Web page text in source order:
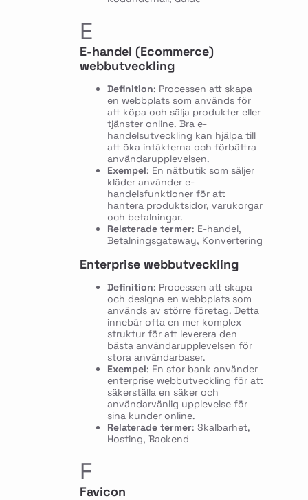
E
E-handel (Ecommerce)
webbutveckling
Definition: Processen att skapa
en webbplats som används för
att köpa och sälja produkter eller
tjänster online. Bra e-
handelsutveckling kan hjälpa till
att öka intäkterna och förbättra
användarupplevelsen.
Exempel: En nätbutik som säljer
kläder använder e-
handelsfunktioner för att
hantera produktsidor, varukorgar
och betalningar.
Relaterade termer: E-handel,
Betalningsgateway, Konvertering
Enterprise webbutveckling
Definition: Processen att skapa
och designa en webbplats som
används av större företag. Detta
innebär ofta en mer komplex
struktur för att leverera den
bästa användarupplevelsen för
stora användarbaser.
Exempel: En stor bank använder
enterprise webbutveckling för att
säkerställa en säker och
användarvänlig upplevelse för
sina kunder online.
Relaterade termer: Skalbarhet,
Hosting, Backend
F
Favicon